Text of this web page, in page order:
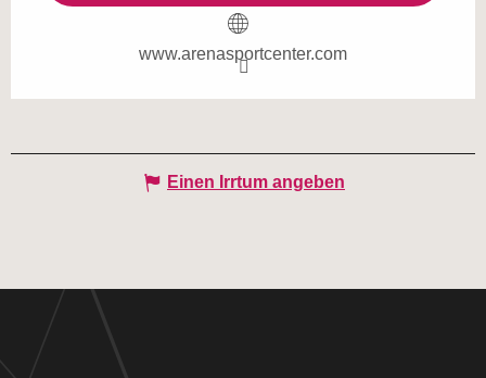
www.arenasportcenter.com
Einen Irrtum angeben